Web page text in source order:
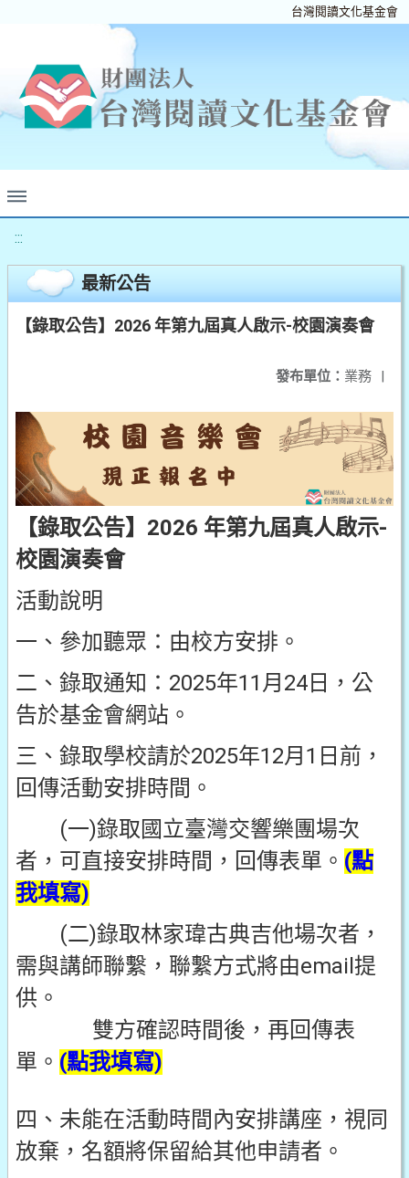
台灣閱讀文化基金會
:::
最新公告
【錄取公告】2026 年第九屆真人啟示-校園演奏會
發布單位： 業務 |
【錄取公告】2026 年第九屆真人啟示-
校園演奏會
活動說明
一、參加聽眾：由校方安排。
二、錄取通知：2025年11月24日，公
告於基金會網站。
三、錄取學校請於2025年12月1日前，
回傳活動安排時間。
(一)錄取國立臺灣交響樂團場次
者，可直接安排時間，回傳表單。 (點
我填寫)
(二)錄取林家瑋古典吉他場次者，
需與講師聯繫，聯繫方式將由email提
供。
雙方確認時間後，再回傳表
單。 (點我填寫)
四、未能在活動時間內安排講座，視同
放棄，名額將保留給其他申請者。